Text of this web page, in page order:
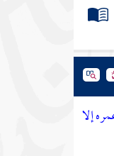
إلا